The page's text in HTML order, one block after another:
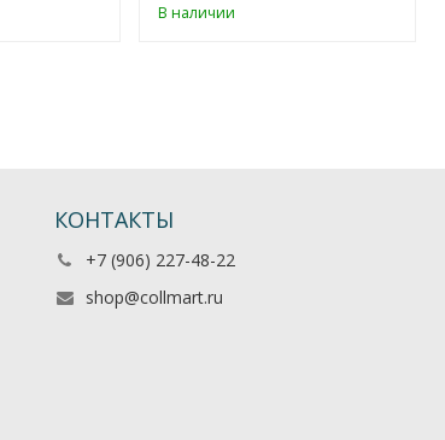
В наличии
КОНТАКТЫ
+7 (906) 227-48-22
shop@collmart.ru